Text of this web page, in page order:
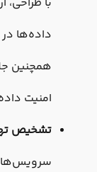
داده‌ها
امنیت
تشخیص